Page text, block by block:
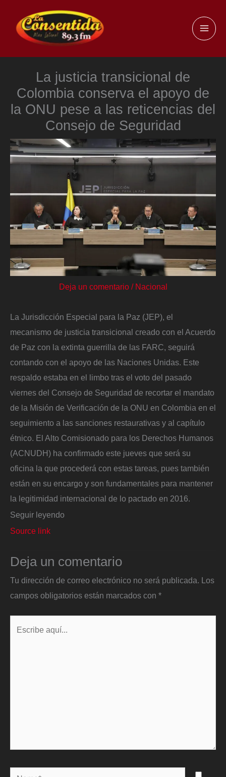
contenido
La justicia transicional de
Colombia conserva el apoyo de
la ONU pese a las reticencias del
Consejo de Seguridad
Deja un comentario / Nacional
La Jurisdicción Especial para la Paz (JEP), el
mecanismo de justicia transicional creado con el Acuerdo
de Paz con la extinta guerrilla de las FARC, seguirá
contando con el apoyo de las Naciones Unidas. Este
respaldo estaba en el limbo tras el voto del pasado
viernes del Consejo de Seguridad de recortar el mandato
de la Misión de Verificación de la ONU en Colombia en el
seguimiento a las sanciones restaurativas y al capítulo
étnico. El Alto Comisionado para los Derechos Humanos
(ACNUDH) ha confirmado este jueves que será su
oficina la que procederá con estas tareas, pues también
están en su encargo y son fundamentales para mantener
la legitimidad internacional de lo pactado en 2016.
Seguir leyendo
Source link
Deja un comentario
Tu dirección de correo electrónico no será publicada. Los
campos obligatorios están marcados con *
Name*